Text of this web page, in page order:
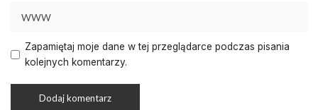
Zapamiętaj moje dane w tej przeglądarce podczas pisania
kolejnych komentarzy.